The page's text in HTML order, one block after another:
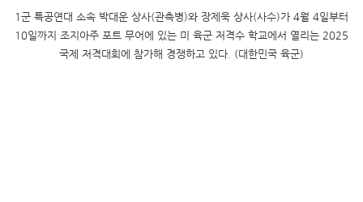
1군 특공연대 소속 박대운 상사(관측병)와 장제욱 상사(사수)가 4월 4일부터
10일까지 조지아주 포트 무어에 있는 미 육군 저격수 학교에서 열리는 2025
국제 저격대회에 참가해 경쟁하고 있다. (대한민국 육군)